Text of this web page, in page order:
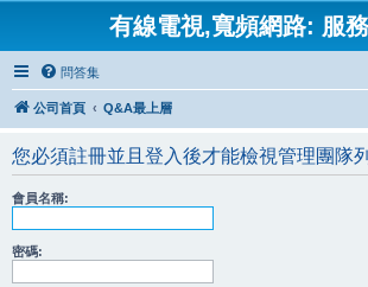
有線電視,寬頻網路: 服
問答集
公司首頁 Q&A最上層
您必須註冊並且登入後才能檢視管理團隊列
會員名稱:
密碼: